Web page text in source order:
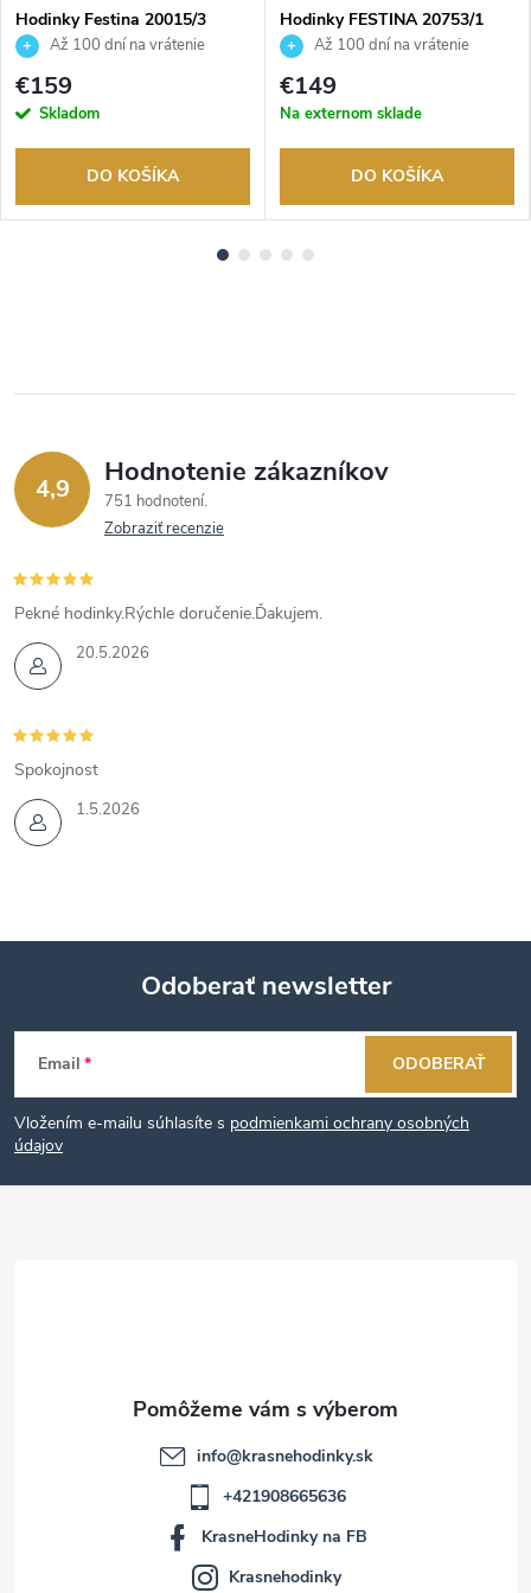
Hodinky Festina 20015/3
Až 100 dní na vrátenie
tovaru. Autorizovaný predajca.
€159
Skladom
DO KOŠÍKA
Hodinky FESTINA 20753/1
Až 100 dní na vrátenie
tovaru. Autorizovaný predajca.
€149
Na externom sklade
DO KOŠÍKA
4,9 Hodnotenie zákazníkov
751 hodnotení
Zobraziť recenzie
20.5.2026
Pekné hodinky.Rýchle doručenie.Ďakujem.
1.5.2026
Spokojnost
Z
á
p
Odoberať newsletter
Email
Vložením e-mailu súhlasíte s podmienkami ochrany osobných
údajov
ODOBERAŤ
info@krasnehodinky.sk
+421908665636
KrasneHodinky na FB
Krasnehodinky